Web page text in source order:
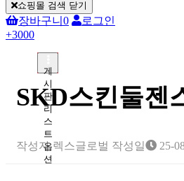
쇼핑몰 검색 닫기
장바구니 0
로그인
+3000
게
시
판
리
스
트
옵
션
SKD스킨둘젠
작성자렉스글로벌 작성일 25-